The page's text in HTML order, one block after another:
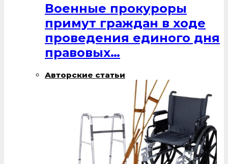
Военные прокуроры
примут граждан в ходе
проведения единого дня
правовых…
Авторские статьи